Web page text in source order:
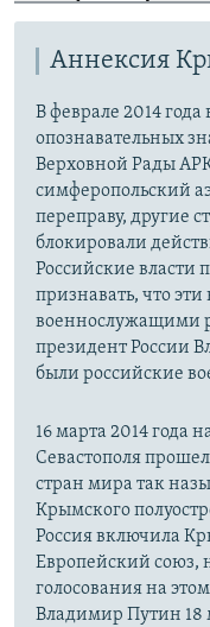
Аннексия
В феврале 2014
опознавательных
Верховной Рады
симферопольский
переправу, другие
блокировали
Российские власти
признавать, что
военнослужащими
президент России
были российские
16 марта 2014 года
Севастополя
стран мира так
Крымского
Россия включила
Европейский союз,
голосования на
Владимир Путин 18